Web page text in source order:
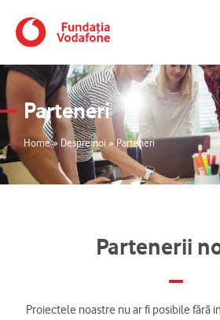
content
Parteneri
Home» Despre noi »Parteneri
Partenerii
Proiectele noastre nu ar fi posibile fără